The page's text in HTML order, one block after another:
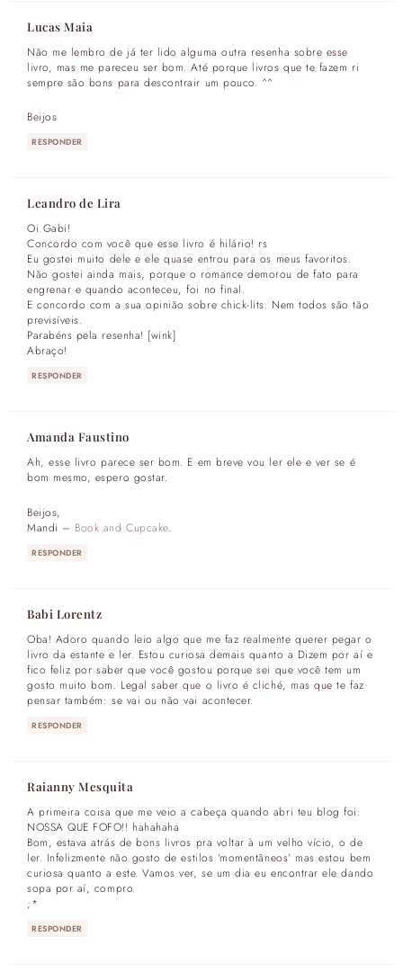
Lucas Maia
Não me lembro de já ter lido alguma outra resenha sobre esse
livro, mas me pareceu ser bom. Até porque livros que te fazem ri
sempre são bons para descontrair um pouco. ^^
Beijos
RESPONDER
Leandro de Lira
Oi Gabi!
Concordo com você que esse livro é hilário! rs
Eu gostei muito dele e ele quase entrou para os meus favoritos.
Não gostei ainda mais, porque o romance demorou de fato para
engrenar e quando aconteceu, foi no final.
E concordo com a sua opinião sobre chick-lits. Nem todos são tão
previsíveis.
Parabéns pela resenha! [wink]
Abraço!
RESPONDER
Amanda Faustino
Ah, esse livro parece ser bom. E em breve vou ler ele e ver se é
bom mesmo, espero gostar.
Beijos,
Mandi – Book and Cupcake.
RESPONDER
Babi Lorentz
Oba! Adoro quando leio algo que me faz realmente querer pegar o
livro da estante e ler. Estou curiosa demais quanto a Dizem por aí e
fico feliz por saber que você gostou porque sei que você tem um
gosto muito bom. Legal saber que o livro é cliché, mas que te faz
pensar também: se vai ou não vai acontecer.
RESPONDER
Raianny Mesquita
A primeira coisa que me veio a cabeça quando abri teu blog foi:
NOSSA QUE FOFO!! hahahaha
Bom, estava atrás de bons livros pra voltar à um velho vício, o de
ler. Infelizmente não gosto de estilos ‘momentâneos’ mas estou bem
curiosa quanto a este. Vamos ver, se um dia eu encontrar ele dando
sopa por aí, compro.
;*
RESPONDER